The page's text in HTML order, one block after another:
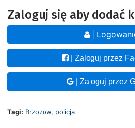
Zaloguj się aby dodać
|
| Zaloguj przez
| Zaloguj przez
Tagi: Brzozów, policja